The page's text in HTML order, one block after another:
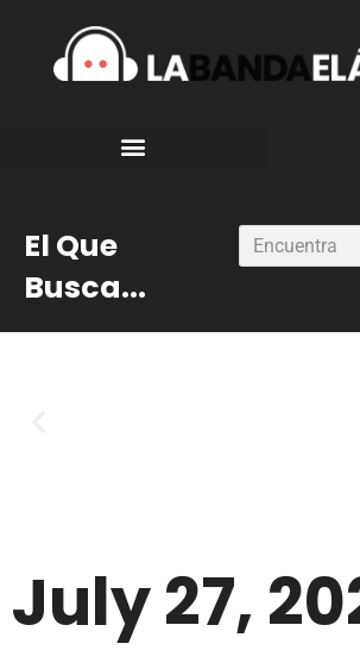
El Que
Busca...
July 27,